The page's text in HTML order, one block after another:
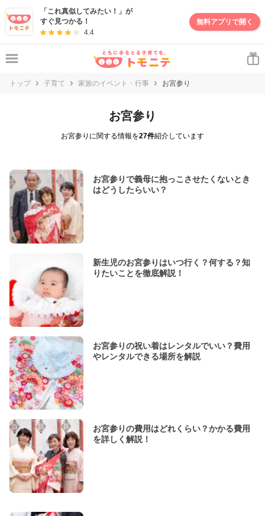
「これ真似してみたい！」が
すぐ見つかる！
4.4
無料アプリで開く
トップ 子育て 家族のイベント・行事 お宮参り
お宮参り
お宮参りに関する情報を27件紹介しています
お宮参りで義母に抱っこさせたくないとき
はどうしたらいい？
新生児のお宮参りはいつ行く？何する？知
りたいことを徹底解説！
お宮参りの祝い着はレンタルでいい？費用
やレンタルできる場所を解説
お宮参りの費用はどれくらい？かかる費用
を詳しく解説！